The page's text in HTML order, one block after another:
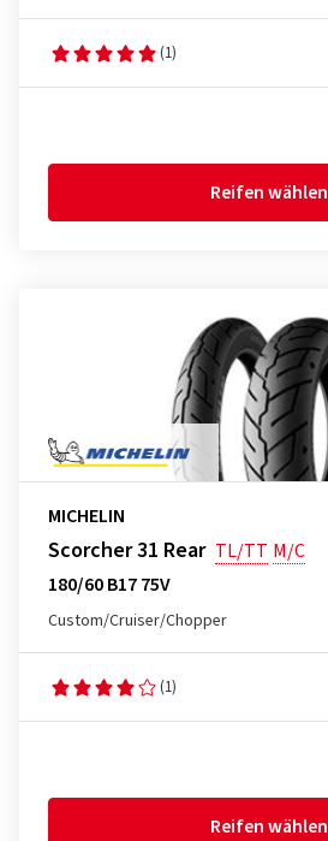
(1)
Reifen wählen
MICHELIN
Scorcher 31 Rear TL/TT M/C
180/60 B17 75V
Custom/Cruiser/Chopper
(1)
Reifen wählen